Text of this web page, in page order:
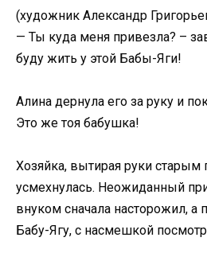
(художник Александр
— Ты куда меня привезла? –
буду жить у этой Бабы-Яги!
Алина дернула его за руку и
Это же тоя бабушка!
Хозяйка, вытирая руки старым
усмехнулась. Неожиданный
внуком сначала насторожил, а
Бабу-Ягу, с насмешкой